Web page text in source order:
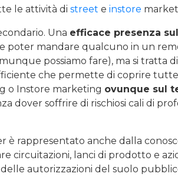
le attività di street e instore
Una efficace presenza
poter mandare qualcuno in un
possiamo fare), ma si tratta
che permette di coprire tutte
o Instore marketing ovunque sul
dover soffrire di rischiosi cali di
è rappresentato anche dalla
circuitazioni, lanci di prodotto e
delle autorizzazioni del suolo